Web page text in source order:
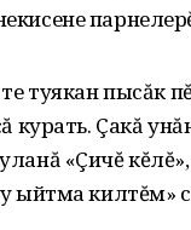
туякан пысăк
курать. Çакă
«Çичĕ
ыйтма килтĕм»